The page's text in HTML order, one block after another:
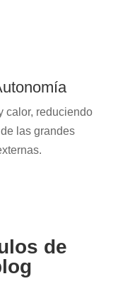
calor, reduciendo
las grandes
de